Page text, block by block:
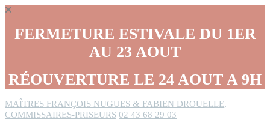
FERMETURE ESTIVALE DU 1ER
AU 23 AOUT
RÉOUVERTURE LE 24 AOUT A 9H
MAÎTRES FRANÇOIS NUGUES & FABIEN DROUELLE,
COMMISSAIRES-PRISEURS 02 43 68 29 03
Panneau de gestion des cookies